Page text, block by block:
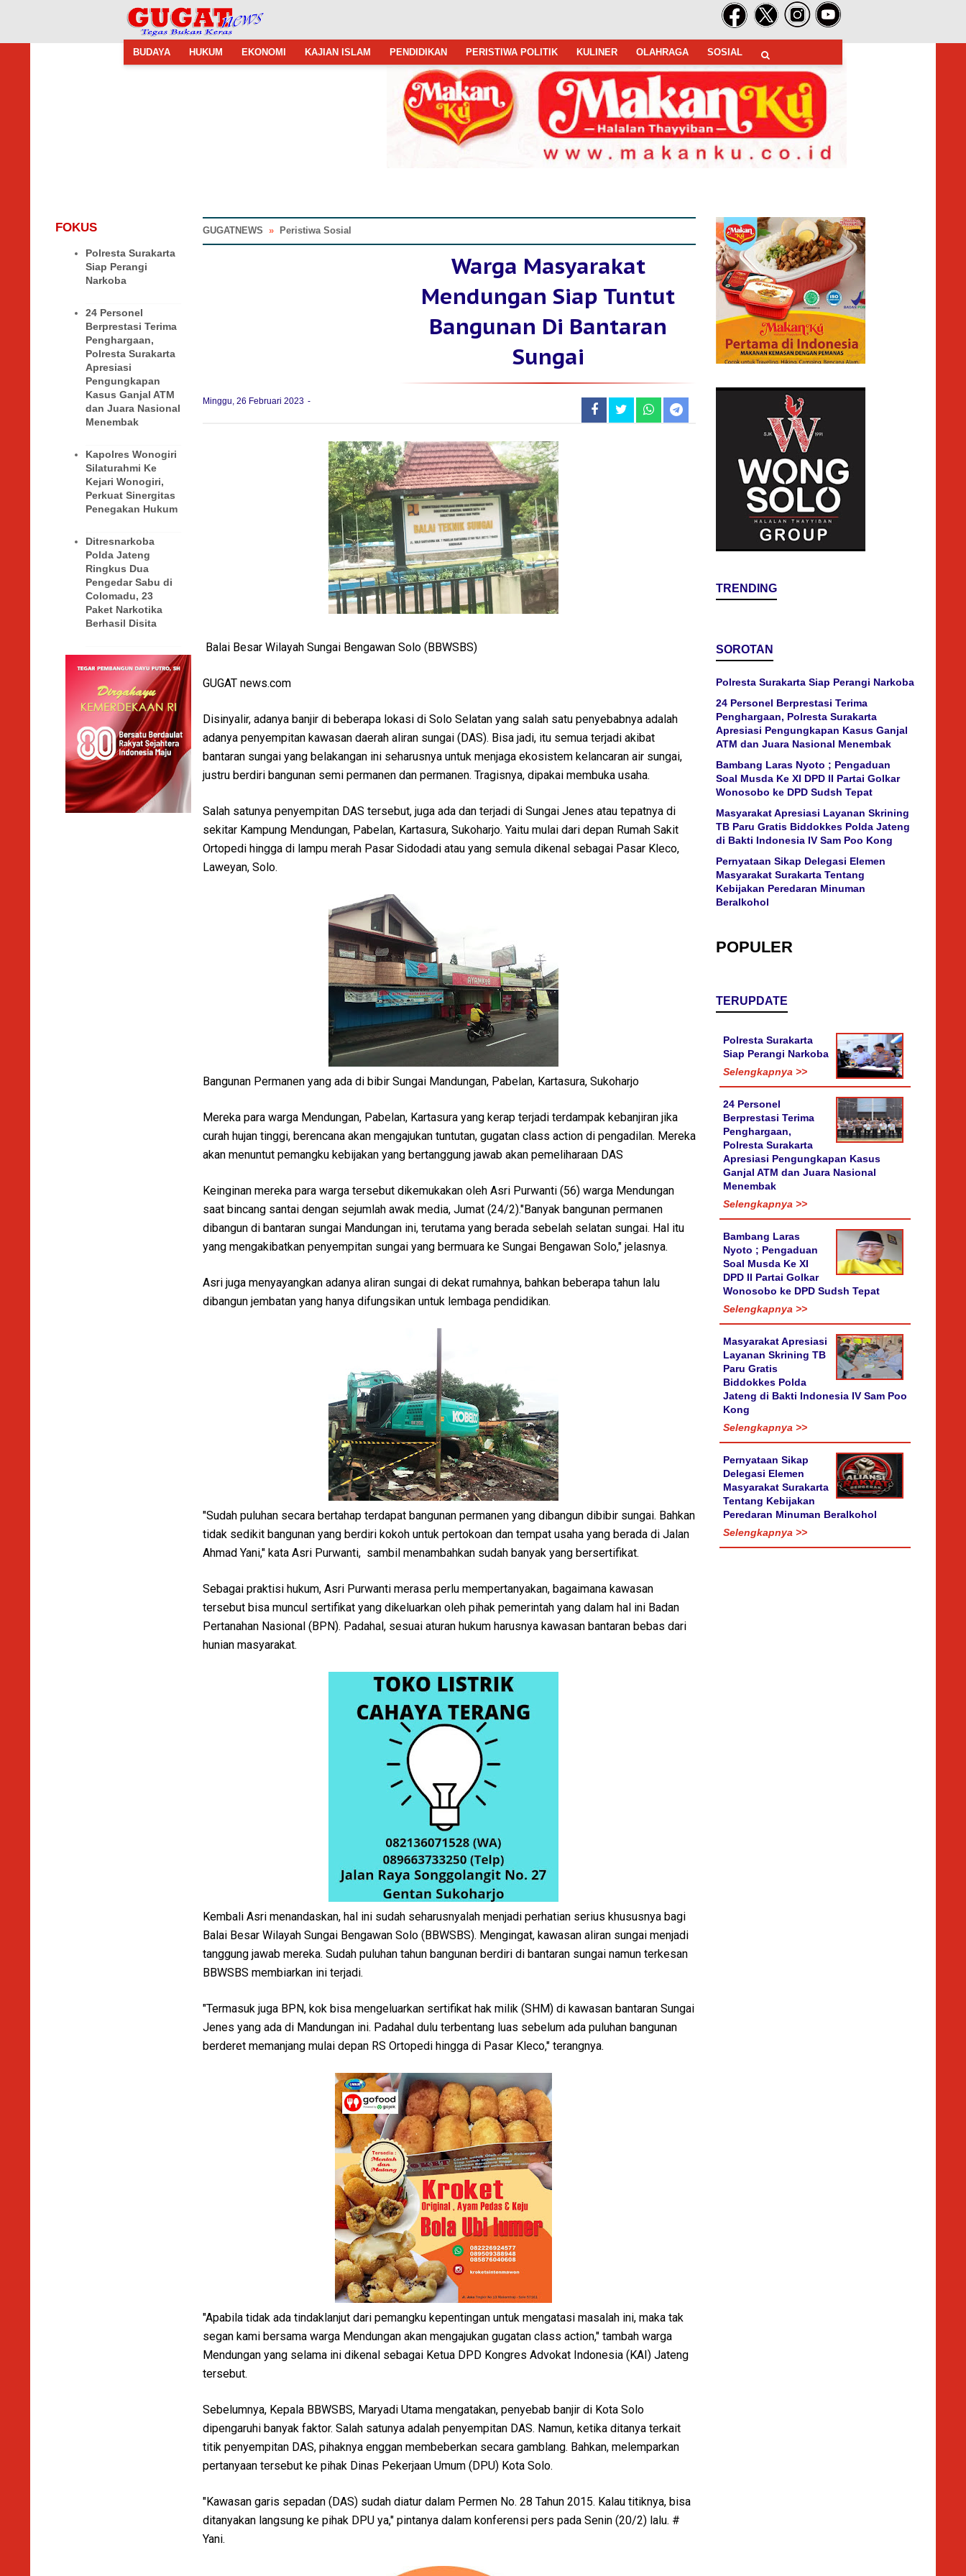
BUDAYA HUKUM EKONOMI KAJIAN ISLAM PENDIDIKAN PERISTIWA POLITIK KULINER OLAHRAGA SOSIAL
FOKUS
Polresta Surakarta
Siap Perangi
Narkoba
24 Personel
Berprestasi Terima
Penghargaan,
Polresta Surakarta
Apresiasi
Pengungkapan
Kasus Ganjal ATM
dan Juara Nasional
Menembak
Kapolres Wonogiri
Silaturahmi Ke
Kejari Wonogiri,
Perkuat Sinergitas
Penegakan Hukum
Ditresnarkoba
Polda Jateng
Ringkus Dua
Pengedar Sabu di
Colomadu, 23
Paket Narkotika
Berhasil Disita
GUGATNEWS » Peristiwa Sosial
Warga Masyarakat
Mendungan Siap Tuntut
Bangunan Di Bantaran
Sungai
Minggu, 26 Februari 2023
Balai Besar Wilayah Sungai Bengawan Solo (BBWSBS)
GUGAT news.com
Disinyalir, adanya banjir di beberapa lokasi di Solo Selatan yang salah satu penyebabnya adalah
adanya penyempitan kawasan daerah aliran sungai (DAS). Bisa jadi, itu semua terjadi akibat
bantaran sungai yang belakangan ini seharusnya untuk menjaga ekosistem kelancaran air sungai,
justru berdiri bangunan semi permanen dan permanen. Tragisnya, dipakai membuka usaha.
Salah satunya penyempitan DAS tersebut, juga ada dan terjadi di Sungai Jenes atau tepatnya di
sekitar Kampung Mendungan, Pabelan, Kartasura, Sukoharjo. Yaitu mulai dari depan Rumah Sakit
Ortopedi hingga di lampu merah Pasar Sidodadi atau yang semula dikenal sebagai Pasar Kleco,
Laweyan, Solo.
Bangunan Permanen yang ada di bibir Sungai Mandungan, Pabelan, Kartasura, Sukoharjo
Mereka para warga Mendungan, Pabelan, Kartasura yang kerap terjadi terdampak kebanjiran jika
curah hujan tinggi, berencana akan mengajukan tuntutan, gugatan class action di pengadilan. Mereka
akan menuntut pemangku kebijakan yang bertanggung jawab akan pemeliharaan DAS
Keinginan mereka para warga tersebut dikemukakan oleh Asri Purwanti (56) warga Mendungan
saat bincang santai dengan sejumlah awak media, Jumat (24/2)."Banyak bangunan permanen
dibangun di bantaran sungai Mandungan ini, terutama yang berada sebelah selatan sungai. Hal itu
yang mengakibatkan penyempitan sungai yang bermuara ke Sungai Bengawan Solo," jelasnya.
Asri juga menyayangkan adanya aliran sungai di dekat rumahnya, bahkan beberapa tahun lalu
dibangun jembatan yang hanya difungsikan untuk lembaga pendidikan.
"Sudah puluhan secara bertahap terdapat bangunan permanen yang dibangun dibibir sungai. Bahkan
tidak sedikit bangunan yang berdiri kokoh untuk pertokoan dan tempat usaha yang berada di Jalan
Ahmad Yani," kata Asri Purwanti, sambil menambahkan sudah banyak yang bersertifikat.
Sebagai praktisi hukum, Asri Purwanti merasa perlu mempertanyakan, bagaimana kawasan
tersebut bisa muncul sertifikat yang dikeluarkan oleh pihak pemerintah yang dalam hal ini Badan
Pertanahan Nasional (BPN). Padahal, sesuai aturan hukum harusnya kawasan bantaran bebas dari
hunian masyarakat.
Kembali Asri menandaskan, hal ini sudah seharusnyalah menjadi perhatian serius khususnya bagi
Balai Besar Wilayah Sungai Bengawan Solo (BBWSBS). Mengingat, kawasan aliran sungai menjadi
tanggung jawab mereka. Sudah puluhan tahun bangunan berdiri di bantaran sungai namun terkesan
BBWSBS membiarkan ini terjadi.
"Termasuk juga BPN, kok bisa mengeluarkan sertifikat hak milik (SHM) di kawasan bantaran Sungai
Jenes yang ada di Mandungan ini. Padahal dulu terbentang luas sebelum ada puluhan bangunan
berderet memanjang mulai depan RS Ortopedi hingga di Pasar Kleco," terangnya.
"Apabila tidak ada tindaklanjut dari pemangku kepentingan untuk mengatasi masalah ini, maka tak
segan kami bersama warga Mendungan akan mengajukan gugatan class action," tambah warga
Mendungan yang selama ini dikenal sebagai Ketua DPD Kongres Advokat Indonesia (KAI) Jateng
tersebut.
Sebelumnya, Kepala BBWSBS, Maryadi Utama mengatakan, penyebab banjir di Kota Solo
dipengaruhi banyak faktor. Salah satunya adalah penyempitan DAS. Namun, ketika ditanya terkait
titik penyempitan DAS, pihaknya enggan membeberkan secara gamblang. Bahkan, melemparkan
pertanyaan tersebut ke pihak Dinas Pekerjaan Umum (DPU) Kota Solo.
"Kawasan garis sepadan (DAS) sudah diatur dalam Permen No. 28 Tahun 2015. Kalau titiknya, bisa
ditanyakan langsung ke pihak DPU ya," pintanya dalam konferensi pers pada Senin (20/2) lalu. #
Yani.
TRENDING
SOROTAN
Polresta Surakarta Siap Perangi Narkoba
24 Personel Berprestasi Terima
Penghargaan, Polresta Surakarta
Apresiasi Pengungkapan Kasus Ganjal
ATM dan Juara Nasional Menembak
Bambang Laras Nyoto ; Pengaduan
Soal Musda Ke XI DPD II Partai Golkar
Wonosobo ke DPD Sudsh Tepat
Masyarakat Apresiasi Layanan Skrining
TB Paru Gratis Biddokkes Polda Jateng
di Bakti Indonesia IV Sam Poo Kong
Pernyataan Sikap Delegasi Elemen
Masyarakat Surakarta Tentang
Kebijakan Peredaran Minuman
Beralkohol
POPULER
TERUPDATE
Polresta Surakarta
Siap Perangi Narkoba
Selengkapnya >>
24 Personel
Berprestasi Terima
Penghargaan,
Polresta Surakarta
Apresiasi Pengungkapan Kasus
Ganjal ATM dan Juara Nasional
Menembak
Selengkapnya >>
Bambang Laras
Nyoto ; Pengaduan
Soal Musda Ke XI
DPD II Partai Golkar
Wonosobo ke DPD Sudsh Tepat
Selengkapnya >>
Masyarakat Apresiasi
Layanan Skrining TB
Paru Gratis
Biddokkes Polda
Jateng di Bakti Indonesia IV Sam Poo
Kong
Selengkapnya >>
Pernyataan Sikap
Delegasi Elemen
Masyarakat Surakarta
Tentang Kebijakan
Peredaran Minuman Beralkohol
Selengkapnya >>